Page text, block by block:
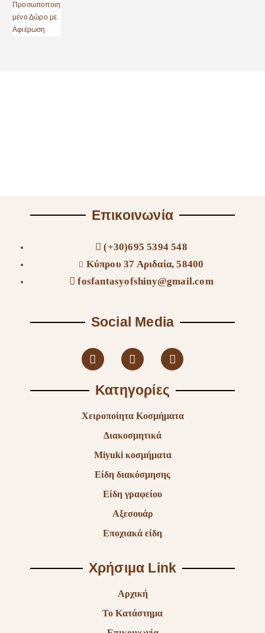
Επικοινωνία
(+30)695 5394 548
Κύπρου 37 Αριδαία, 58400
fosfantasyofshiny@gmail.com
Social Media
Κατηγορίες
Χειροποίητα Κοσμήματα
Διακοσμητικά
Miyuki κοσμήματα
Είδη διακόσμησης
Είδη γραφείου
Αξεσουάρ
Εποχιακά είδη
Χρήσιμα Link
Αρχική
Το Κατάστημα